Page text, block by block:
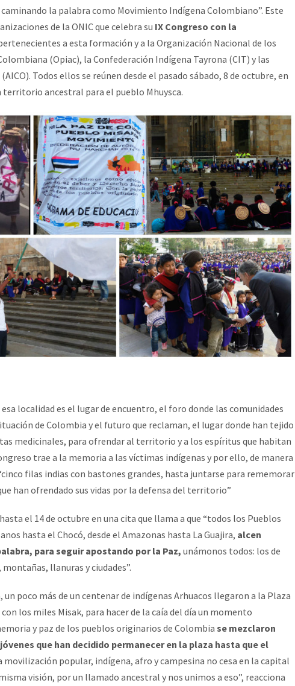
la palabra como Movimiento Indígena Colombiano”. Este
de la ONIC que celebra su IX Congreso con la
a esta formación y a la Organización Nacional de los
(Opiac), la Confederación Indígena Tayrona (CIT) y las
Todos ellos se reúnen desde el pasado sábado, 8 de octubre, en
territorio ancestral para el pueblo Mhuysca.
localidad es el lugar de encuentro, el foro donde las comunidades
de Colombia y el futuro que reclaman, el lugar donde han tejido
medicinales, para ofrendar al territorio y a los espíritus que habitan
trae a la memoria a las víctimas indígenas y por ello, de manera
filas indias con bastones grandes, hasta juntarse para rememorar
han ofrendado sus vidas por la defensa del territorio”
el 14 de octubre en una cita que llama a que “todos los Pueblos
hasta el Chocó, desde el Amazonas hasta La Guajira, alcen
para seguir apostando por la Paz, unámonos todos: los de
llanuras y ciudades”.
poco más de un centenar de indígenas Arhuacos llegaron a la Plaza
los miles Misak, para hacer de la caía del día un momento
y paz de los pueblos originarios de Colombia se mezclaron
que han decidido permanecer en la plaza hasta que el
movilización popular, indígena, afro y campesina no cesa en la capital
visión, por un llamado ancestral y nos unimos a eso”, reacciona